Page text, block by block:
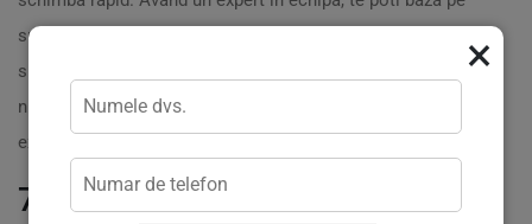
suport constant si actualizari pentru a te asigura ca
sistemul tau este eficient si actualizat. Acest lucru nu
numai ca iti protejeaza investitia, dar si asigura o
experienta mai buna pentru utilizatori.
7. Ințelegerea pieței și inovațiilor
×